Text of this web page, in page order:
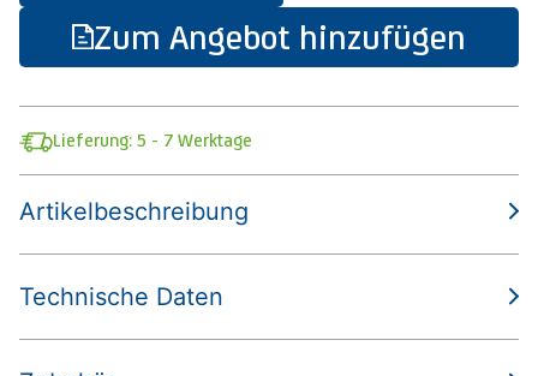
Zum Angebot hinzufügen
Lieferung: 5 - 7 Werktage
Artikelbeschreibung
Technische Daten